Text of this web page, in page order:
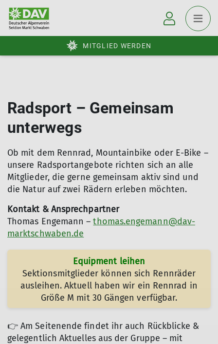
MITGLIED WERDEN
Radsport – Gemeinsam
unterwegs
Ob mit dem Rennrad, Mountainbike oder E-Bike –
unsere Radsportangebote richten sich an alle
Mitglieder, die gerne gemeinsam aktiv sind und
die Natur auf zwei Rädern erleben möchten.
Kontakt & Ansprechpartner
Thomas Engemann –thomas.engemann@dav-
marktschwaben.de
Equipment leihen
Sektionsmitglieder können sich Rennräder
ausleihen. Aktuell haben wir ein Rennrad in
Größe M mit 30 Gängen verfügbar.
👉 Am Seitenende findet ihr auch Rückblicke &
gelegentlich Aktuelles aus der Gruppe – mit